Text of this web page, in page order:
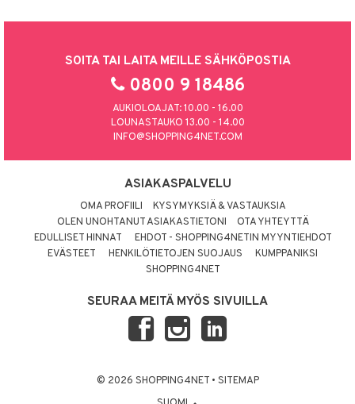
SOITA TAI LAITA MEILLE SÄHKÖPOSTIA
0800 9 18486
AUKIOLOAJAT: 10.00 - 16.00
LOUNASTAUKO 13.00 - 14.00
INFO@SHOPPING4NET.COM
ASIAKASPALVELU
OMA PROFIILI
KYSYMYKSIÄ & VASTAUKSIA
OLEN UNOHTANUT ASIAKASTIETONI
OTA YHTEYTTÄ
EDULLISET HINNAT
EHDOT - SHOPPING4NETIN MYYNTIEHDOT
EVÄSTEET
HENKILÖTIETOJEN SUOJAUS
KUMPPANIKSI
SHOPPING4NET
SEURAA MEITÄ MYÖS SIVUILLA
© 2026 SHOPPING4NET • SITEMAP